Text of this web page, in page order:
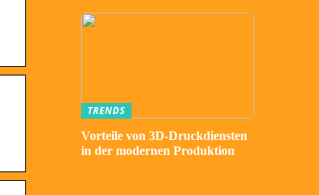
TRENDS
Vorteile von 3D-Druckdiensten
in der modernen Produktion